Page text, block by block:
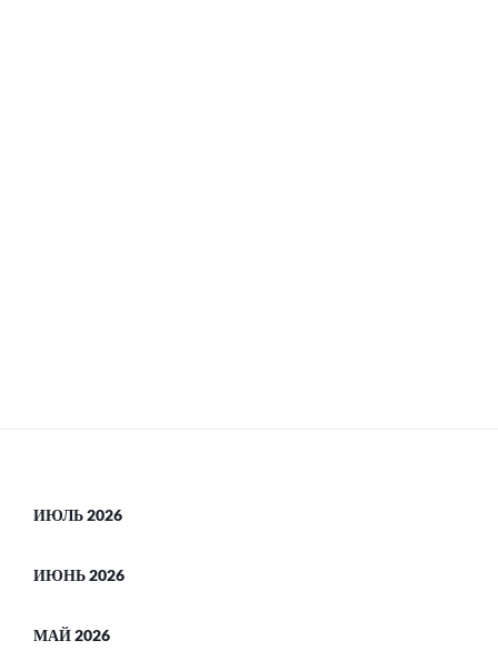
ИЮЛЬ 2026
ИЮНЬ 2026
МАЙ 2026